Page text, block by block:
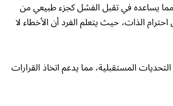
مما يساعده في تقبل الفشل كجزء طبيعي من
الذات، حيث يتعلم الفرد أن الأخطاء لا
المستقبلية، مما يدعم اتخاذ القرارات